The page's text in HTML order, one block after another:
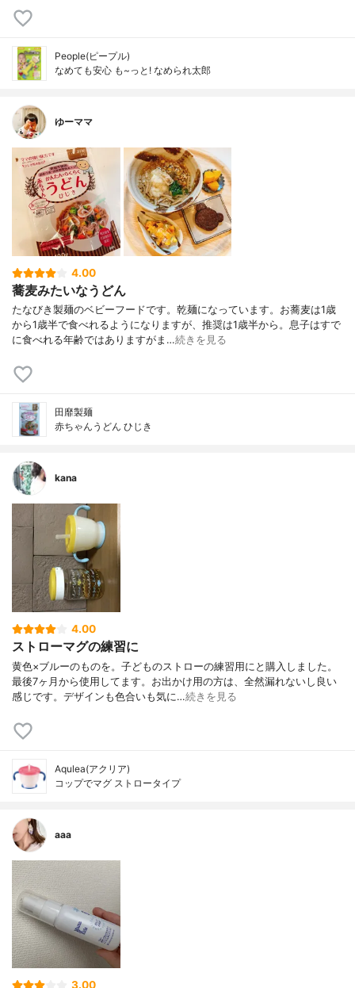
People(ピープル)
なめても安心 も~っと! なめられ太郎
ゆーママ
4.00
蕎麦みたいなうどん
たなびき製麺のベビーフードです。乾麺になっています。お蕎麦は1歳
から1歳半で食べれるようになりますが、推奨は1歳半から。息子はすで
に食べれる年齢ではありますがま…続きを見る
⽥靡製麺
赤ちゃんうどん ひじき
kana
4.00
ストローマグの練習に
黄色×ブルーのものを。子どものストローの練習用にと購入しました。
最後7ヶ月から使用してます。お出かけ用の方は、全然漏れないし良い
感じです。デザインも色合いも気に…続きを見る
Aqulea(アクリア)
コップでマグ ストロータイプ
aaa
3.00